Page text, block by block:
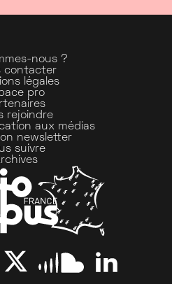
nous ?
contacter
légales
pro
rejoindre
aux médias
newsletter
suivre